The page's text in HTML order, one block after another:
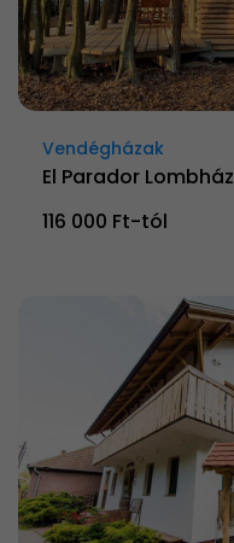
Vendégházak
El Parador Lombház
116 000 Ft-tól